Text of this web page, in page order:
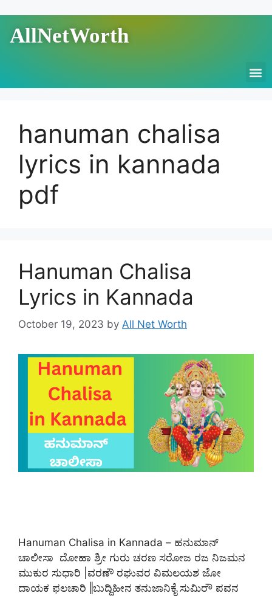
AllNetWorth
hanuman chalisa
lyrics in kannada
pdf
Hanuman Chalisa
Lyrics in Kannada
October 19, 2023 by All Net Worth
Hanuman Chalisa in Kannada – ಹನುಮಾನ್
ಚಾಲೀಸಾ ದೋಹಾ ಶ್ರೀ ಗುರು ಚರಣ ಸರೋಜ ರಜ ನಿಜಮನ
ಮುಕುರ ಸುಧಾರಿ |ವರಣೌ ರಘುವರ ವಿಮಲಯಶ ಜೋ
ದಾಯಕ ಫಲಚಾರಿ ‖ಬುದ್ಧಿಹೀನ ತನುಜಾನಿಕೈ ಸುಮಿರೌ ಪವನ